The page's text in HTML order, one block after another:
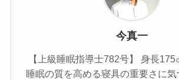
今真一
【上級睡眠指導士782号】 身長175
睡眠の質を高める寝具の重要さに